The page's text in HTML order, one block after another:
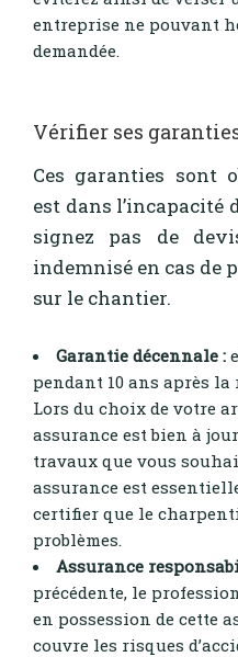
entreprise ne pouvant
demandée.
Vérifier ses
Ces garanties sont
est dans l’incapacité
signez pas de
indemnisé en cas de
sur le chantier.
Garantie décennale :
pendant 10 ans après
Lors du choix de votre
assurance est bien à
travaux que vous
assurance est
certifier que le
problèmes.
Assurance
précédente, le
en possession de cette
couvre les risques